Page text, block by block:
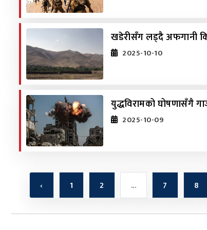
खडेरीसँग लड्दै अफगानी
2025-10-10
युद्धविरामको घोषणासँगै
2025-10-09
‹ 1 2 ... 7 8